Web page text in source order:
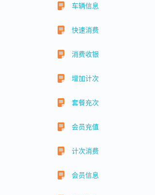
车辆信息
快速消费
消费收银
增加计次
套餐充次
会员充值
计次消费
会员信息